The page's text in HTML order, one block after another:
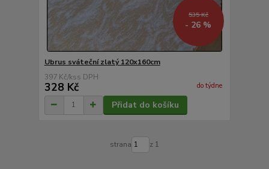
535 Kč
- 26 %
Ubrus sváteční zlatý 120x160cm
397 Kč/ks
328 Kč do týdne
Přidat do košíku
strana z 1